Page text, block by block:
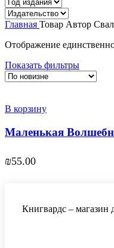
Главная Товар Автор
Отображение
Показать фильтры
В корзину
Маленькая
₪55.00
Книгвардс – магазин